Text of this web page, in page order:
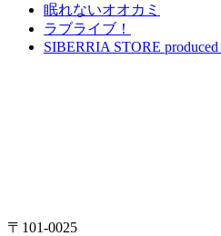
眠れないオオカミ
ラブライブ！
SIBERRIA STORE
〒101-0025